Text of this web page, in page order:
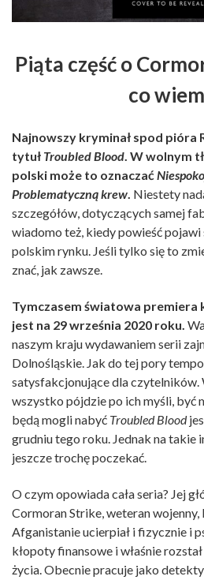
Piąta część o
co
Najnowszy kryminał spod pióra
tytuł Troubled Blood. W wolnym
polski może to oznaczać
Problematyczną krew. Niestety
szczegółów, dotyczących samej
wiadomo też, kiedy powieść pojawi
polskim rynku. Jeśli tylko się to
znać, jak zawsze.
Tymczasem światowa premiera
jest na 29 września 2020 roku.
naszym kraju wydawaniem serii
Dolnośląskie. Jak do tej pory
satysfakcjonujące dla czytelników.
wszystko pójdzie po ich myśli, być
będą mogli nabyć Troubled Blood
grudniu tego roku. Jednak na takie
jeszcze trochę poczekać.
O czym opowiada cała seria? Jej
Cormoran Strike, weteran
Afganistanie ucierpiał i fizycznie i
kłopoty finansowe i właśnie
życia. Obecnie pracuje jako